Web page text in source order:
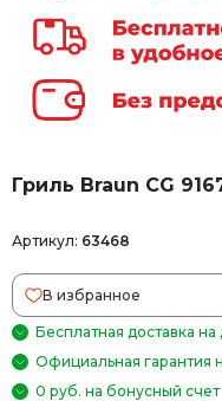
Гриль Braun CG
Артикул: 63468
В избранное
Бесплатная доставка
Официальная гарантия
0 руб. на бонусный счет